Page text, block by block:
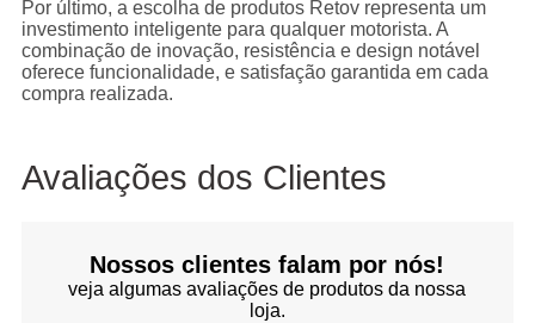
Por último, a escolha de produtos Retov representa um
investimento inteligente para qualquer motorista. A
combinação de inovação, resistência e design notável
oferece funcionalidade, e satisfação garantida em cada
compra realizada.
Avaliações dos Clientes
Nossos clientes falam por nós!
veja algumas avaliações de produtos da nossa
loja.